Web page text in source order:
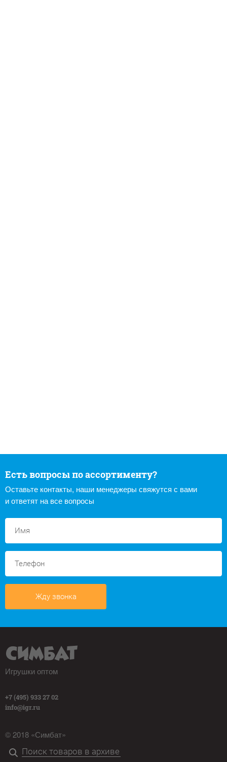
Есть вопросы по ассортименту?
Оставьте контакты, наши менеджеры свяжутся с вами
и ответят на все вопросы
Жду звонка
Игрушки оптом
+7 (495) 933 27 02
info@igr.ru
© 2018 «Симбат»